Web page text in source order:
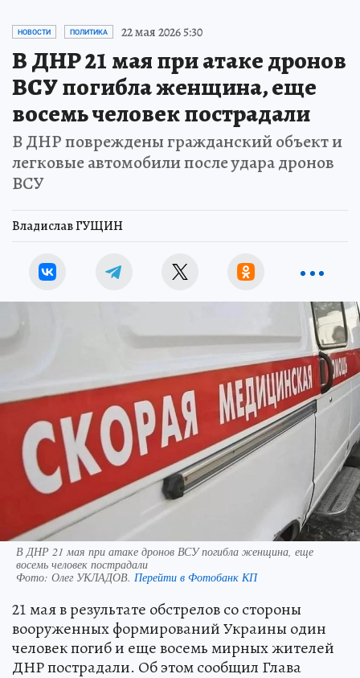
НОВОСТИ ПОЛИТИКА 22 мая 2026 5:30
В ДНР 21 мая при атаке дронов
ВСУ погибла женщина, еще
восемь человек пострадали
В ДНР повреждены гражданский объект и
легковые автомобили после удара дронов
ВСУ
Владислав ГУЩИН
В ДНР 21 мая при атаке дронов ВСУ погибла женщина, еще
восемь человек пострадали
Фото: Олег УКЛАДОВ. Перейти в Фотобанк КП
21 мая в результате обстрелов со стороны
вооруженных формирований Украины один
человек погиб и еще восемь мирных жителей
ДНР пострадали. Об этом сообщил Глава